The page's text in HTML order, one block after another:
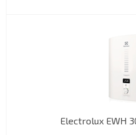
Electrolux EWH